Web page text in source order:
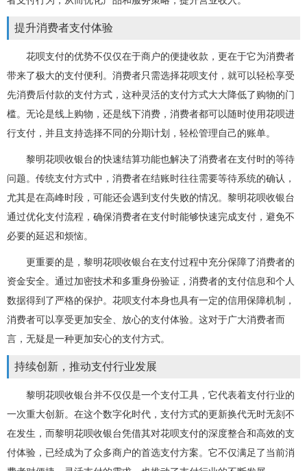
提升消费者支付体验
花呗支付的优势不仅仅在于商户的便捷收款，更在于它为消费者
带来了极大的支付便利。消费者只需选择花呗支付，就可以轻松享受
先消费后付款的支付方式，这种灵活的支付方式大大降低了购物的门
槛。无论是线上购物，还是线下消费，消费者都可以随时使用花呗进
行支付，并且支持选择不同的分期计划，轻松管理自己的账单。
黎明花呗收银台的快速结算功能也解决了消费者在支付时的等待
问题。传统支付方式中，消费者在结账时往往需要等待系统的确认，
尤其是在高峰时段，可能还会遇到支付失败的情况。黎明花呗收银台
通过优化支付流程，确保消费者在支付时能够快速完成支付，避免不
必要的延迟和烦恼。
更重要的是，黎明花呗收银台在支付过程中充分保障了消费者的
资金安全。通过加密技术和多重身份验证，消费者的支付信息和个人
数据得到了严格的保护。花呗支付本身也具有一定的信用保障机制，
消费者可以享受更加安全、放心的支付体验。这对于广大消费者而
言，无疑是一种更加安心的支付方式。
持续创新，推动支付行业发展
黎明花呗收银台并不仅仅是一个支付工具，它代表着支付行业的
一次重大创新。在这个数字化时代，支付方式的更新换代无时无刻不
在发生，而黎明花呗收银台凭借其对花呗支付的深度整合和高效的支
付体验，已经成为了众多商户的首选支付方案。它不仅满足了当前消